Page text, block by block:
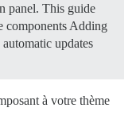
panel. This guide
components Adding
updates
à votre thème